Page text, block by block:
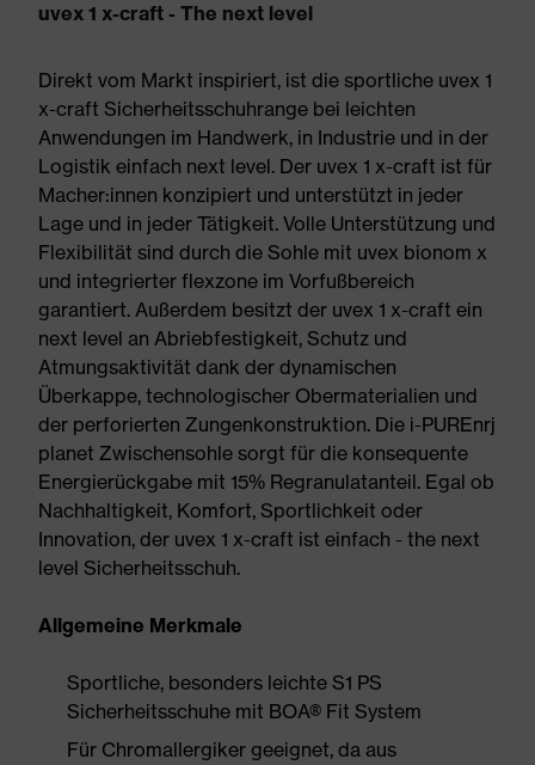
uvex 1 x-craft - The next level
Direkt vom Markt inspiriert, ist die sportliche uvex 1
x-craft Sicherheitsschuhrange bei leichten
Anwendungen im Handwerk, in Industrie und in der
Logistik einfach next level. Der uvex 1 x-craft ist für
Macher:innen konzipiert und unterstützt in jeder
Lage und in jeder Tätigkeit. Volle Unterstützung und
Flexibilität sind durch die Sohle mit uvex bionom x
und integrierter flexzone im Vorfußbereich
garantiert. Außerdem besitzt der uvex 1 x-craft ein
next level an Abriebfestigkeit, Schutz und
Atmungsaktivität dank der dynamischen
Überkappe, technologischer Obermaterialien und
der perforierten Zungenkonstruktion. Die i-PUREnrj
planet Zwischensohle sorgt für die konsequente
Energierückgabe mit 15% Regranulatanteil. Egal ob
Nachhaltigkeit, Komfort, Sportlichkeit oder
Innovation, der uvex 1 x-craft ist einfach - the next
level Sicherheitsschuh.
Allgemeine Merkmale
Sportliche, besonders leichte S1 PS
Sicherheitsschuhe mit BOA® Fit System
Für Chromallergiker geeignet, da aus